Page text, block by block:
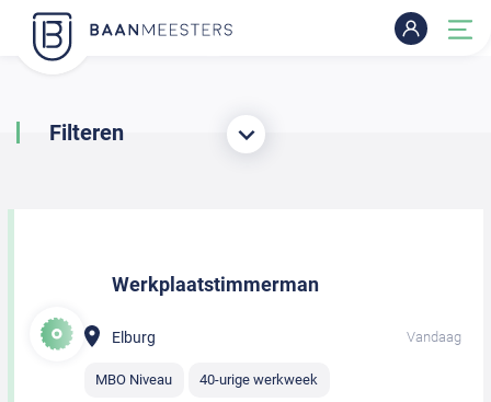
Filteren
Werkplaatstimmerman
Elburg Vandaag
MBO Niveau 40-urige werkweek